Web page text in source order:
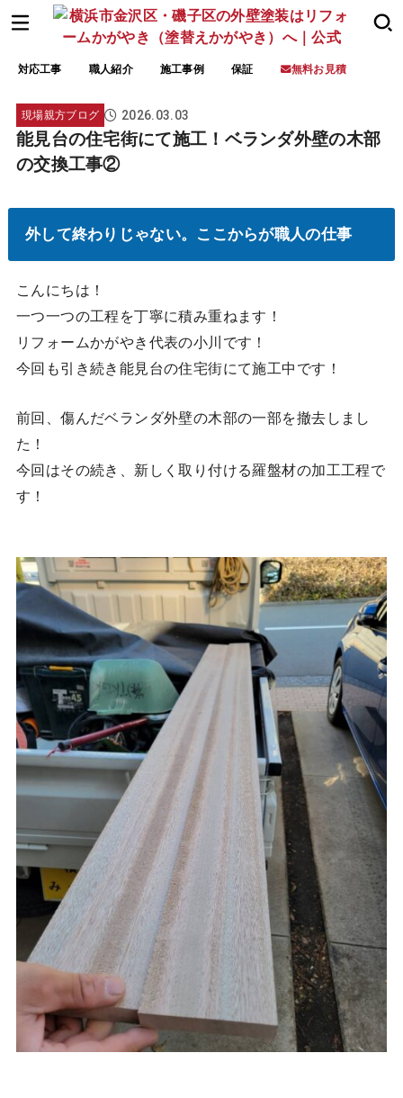
対応工事 職人紹介 施工事例 保証 無料お見積
現場親方ブログ 2026.03.03
能見台の住宅街にて施工！ベランダ外壁の木部
の交換工事②
外して終わりじゃない。ここからが職人の仕事
こんにちは！
一つ一つの工程を丁寧に積み重ねます！
リフォームかがやき代表の小川です！
今回も引き続き能見台の住宅街にて施工中です！
前回、傷んだベランダ外壁の木部の一部を撤去しまし
た！
今回はその続き、新しく取り付ける羅盤材の加工工程で
す！